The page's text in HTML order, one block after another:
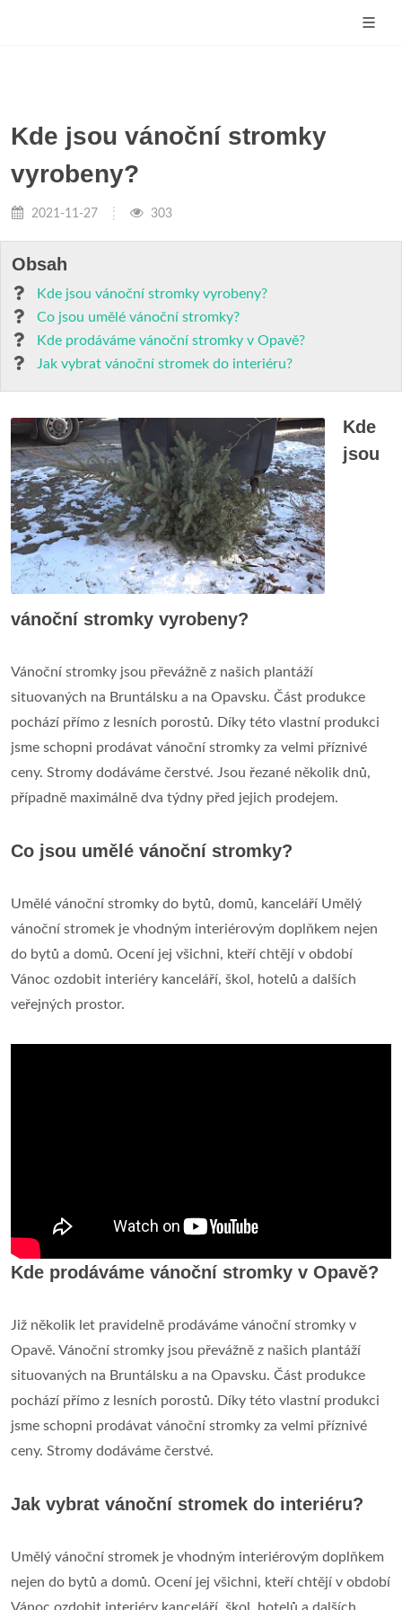
Kde jsou vánoční stromky
vyrobeny?
2021-11-27 303
Obsah
Kde jsou vánoční stromky vyrobeny?
Co jsou umělé vánoční stromky?
Kde prodáváme vánoční stromky v Opavě?
Jak vybrat vánoční stromek do interiéru?
Kde
jsou
vánoční stromky vyrobeny?
Vánoční stromky jsou převážně z našich plantáží
situovaných na Bruntálsku a na Opavsku. Část produkce
pochází přímo z lesních porostů. Díky této vlastní produkci
jsme schopni prodávat vánoční stromky za velmi příznivé
ceny. Stromy dodáváme čerstvé. Jsou řezané několik dnů,
případně maximálně dva týdny před jejich prodejem.
Co jsou umělé vánoční stromky?
Umělé vánoční stromky do bytů, domů, kanceláří Umělý
vánoční stromek je vhodným interiérovým doplňkem nejen
do bytů a domů. Ocení jej všichni, kteří chtějí v období
Vánoc ozdobit interiéry kanceláří, škol, hotelů a dalších
veřejných prostor.
Kde prodáváme vánoční stromky v Opavě?
Již několik let pravidelně prodáváme vánoční stromky v
Opavě. Vánoční stromky jsou převážně z našich plantáží
situovaných na Bruntálsku a na Opavsku. Část produkce
pochází přímo z lesních porostů. Díky této vlastní produkci
jsme schopni prodávat vánoční stromky za velmi příznivé
ceny. Stromy dodáváme čerstvé.
Jak vybrat vánoční stromek do interiéru?
Umělý vánoční stromek je vhodným interiérovým doplňkem
nejen do bytů a domů. Ocení jej všichni, kteří chtějí v období